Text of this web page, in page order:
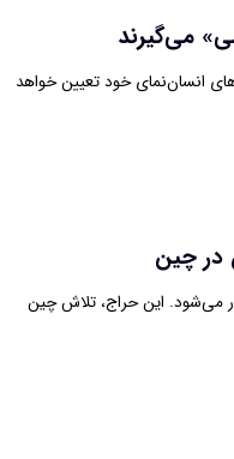
می‌گیرند
انسان‌نمای خود تعیین خواهد
در چین
می‌شود. این حراج، تلاش چین